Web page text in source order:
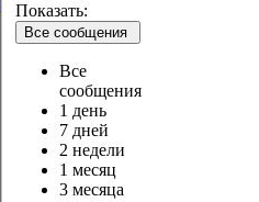
Показать:
Все сообщения
Все
сообщения
1 день
7 дней
2 недели
1 месяц
3 месяца